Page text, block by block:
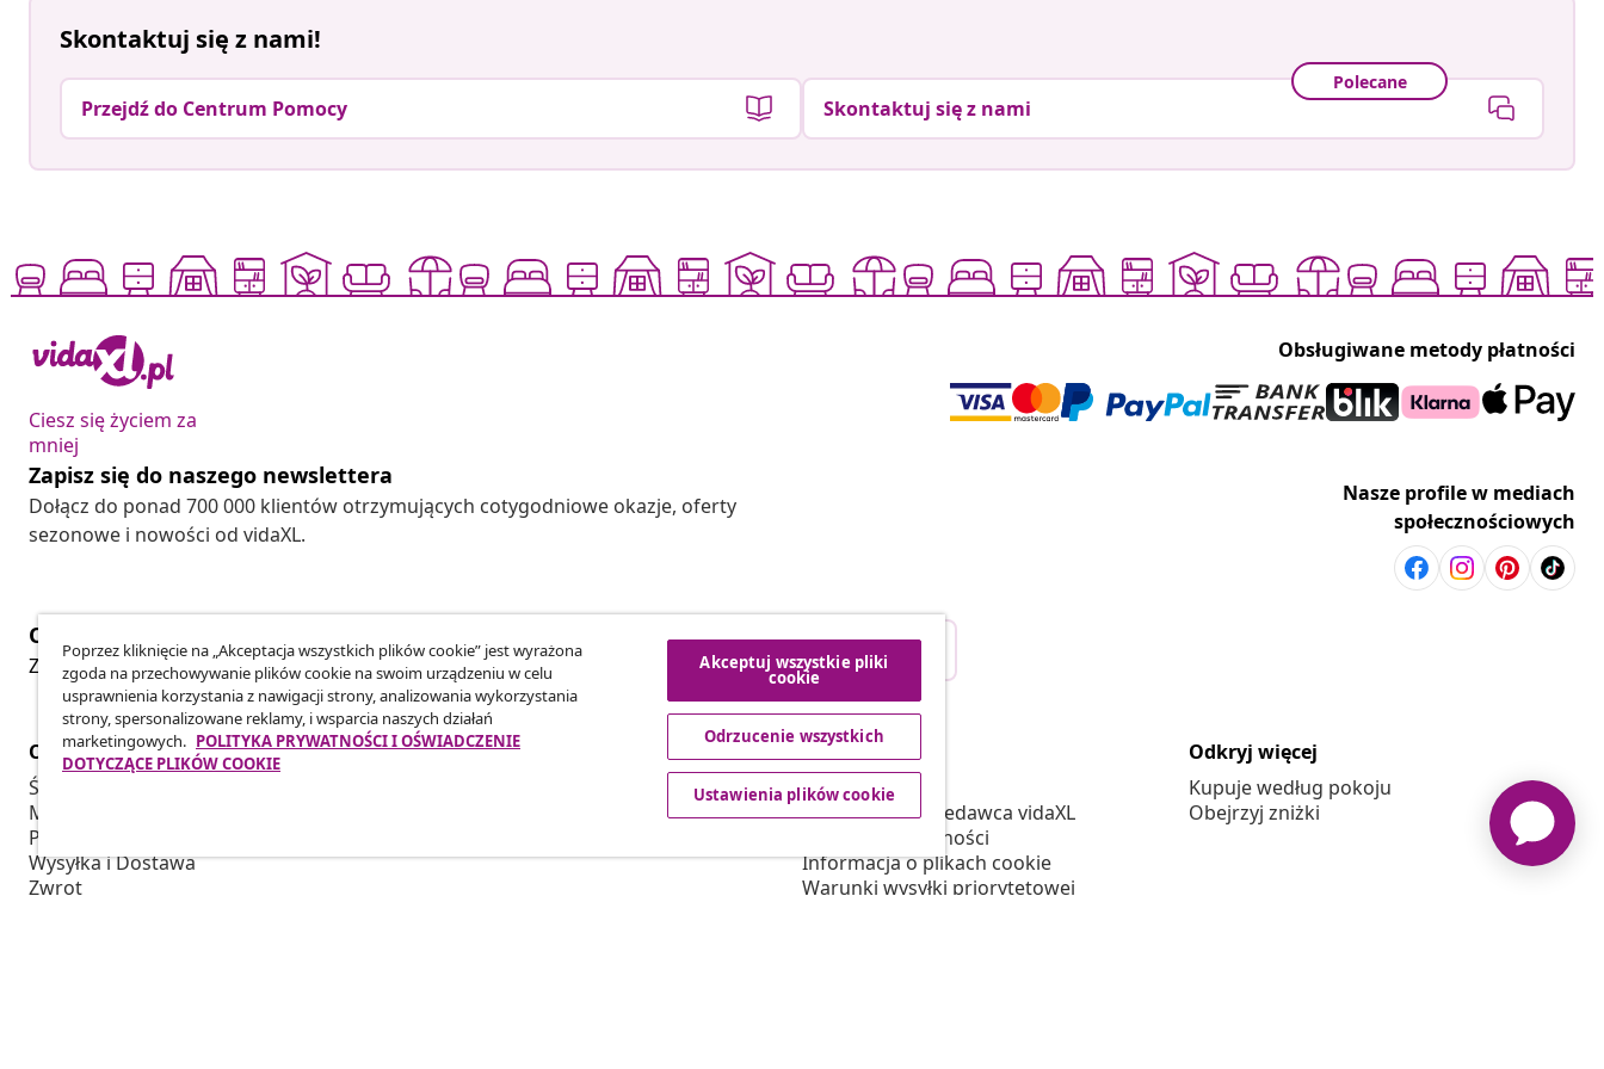
Skontaktuj się z nami!
Przejdź do Centrum Pomocy
Polecane
Skontaktuj się z nami
Ciesz się życiem za
mniej
Obsługiwane metody płatności
Zapisz się do naszego newslettera
Dołącz do ponad 700 000 klientów otrzymujących cotygodniowe okazje, oferty
sezonowe i nowości od vidaXL.
Nasze profile w mediach
społecznościowych
Odstąpienie od umowy
Złóż wniosek o odstąpienie od umowy dotyczącej Twojego zamówienia.
Odstąpienie od umowy
Obsługa Klienta
Śledź swoje zamówienie
Moje konto
Płatność
Wysyłka i Dostawa
Zwrot
Biznes
vidaXL
O nas
Regulamin Sprzedawca vidaXL
Polityka prywatności
Informacja o plikach cookie
Warunki wysyłki priorytetowej
Odkryj więcej
Kupuje według pokoju
Obejrzyj zniżki
Poprzez kliknięcie na „Akceptacja wszystkich plików cookie” jest wyrażona
zgoda na przechowywanie plików cookie na swoim urządzeniu w celu
usprawnienia korzystania z nawigacji strony, analizowania wykorzystania
strony, spersonalizowane reklamy, i wsparcia naszych działań
marketingowych. POLITYKA PRYWATNOŚCI I OŚWIADCZENIE
DOTYCZĄCE PLIKÓW COOKIE
Akceptuj wszystkie pliki
cookie
Odrzucenie wszystkich
Ustawienia plików cookie